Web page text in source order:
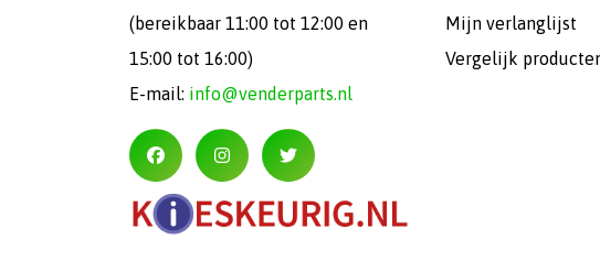
(bereikbaar 11:00 tot 12:00 en
15:00 tot 16:00)
E-mail: info@venderparts.nl
Mijn verlanglijst
Vergelijk